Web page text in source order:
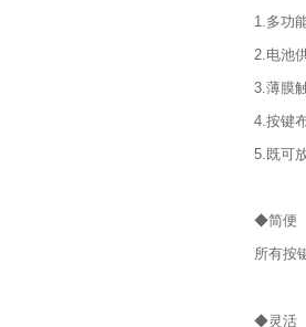
1.多功
2.电池
3.薄膜
4.按键
5.既可
◆简便
所有按
◆灵活